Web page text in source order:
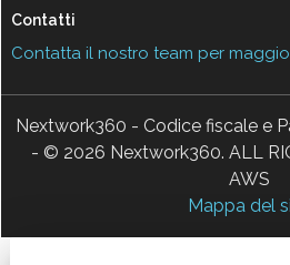
Contatti
Contatta il nostro team per
Nextwork360 - Codice fiscale e
- © 2026 Nextwork360. ALL
AWS
Mappa del